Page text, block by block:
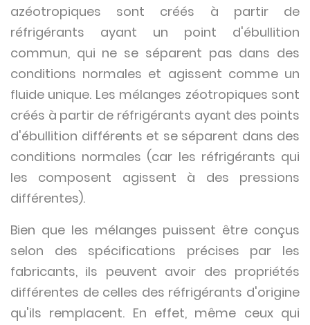
azéotropiques sont créés à partir de
réfrigérants ayant un point d'ébullition
commun, qui ne se séparent pas dans des
conditions normales et agissent comme un
fluide unique. Les mélanges zéotropiques sont
créés à partir de réfrigérants ayant des points
d'ébullition différents et se séparent dans des
conditions normales (car les réfrigérants qui
les composent agissent à des pressions
différentes).
Bien que les mélanges puissent être conçus
selon des spécifications précises par les
fabricants, ils peuvent avoir des propriétés
différentes de celles des réfrigérants d'origine
qu'ils remplacent. En effet, même ceux qui